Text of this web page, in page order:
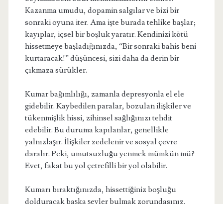
Kazanma umudu, dopamin salgılar ve bizi bir
sonraki oyuna iter. Ama işte burada tehlike başlar;
kayıplar, içsel bir boşluk yaratır. Kendinizi kötü
hissetmeye başladığınızda, “Bir sonraki bahis beni
kurtaracak!” düşüncesi, sizi daha da derin bir
çıkmaza sürükler.
Kumar bağımlılığı, zamanla depresyonla el ele
gidebilir. Kaybedilen paralar, bozulan ilişkiler ve
tükenmişlik hissi, zihinsel sağlığınızı tehdit
edebilir. Bu duruma kapılanlar, genellikle
yalnızlaşır. İlişkiler zedelenir ve sosyal çevre
daralır. Peki, umutsuzluğu yenmek mümkün mü?
Evet, fakat bu yol çetrefilli bir yol olabilir.
Kumarı bıraktığınızda, hissettiğiniz boşluğu
dolduracak başka şeyler bulmak zorundasınız.